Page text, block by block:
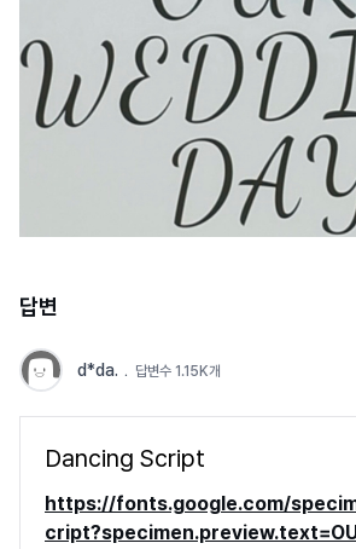
답변
d*da. ﹒ 답변수 1.15K개
Dancing Script
https://fonts.google.com/